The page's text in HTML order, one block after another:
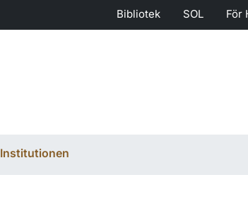
Bibliotek SOL För
Institutionen